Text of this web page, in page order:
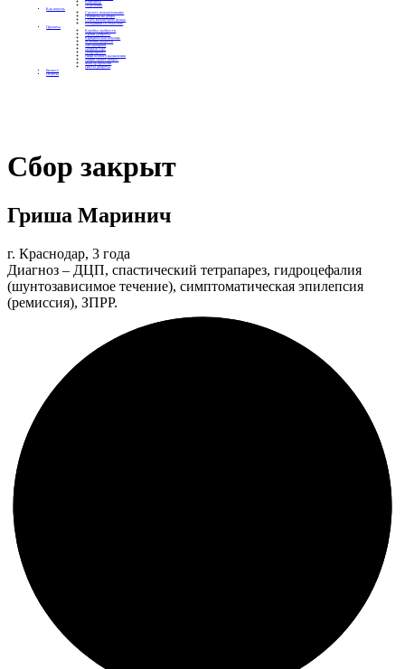
Контакты
Отделения
Как помочь
Сделать пожертвование
Подписка на добро
Стать волонтером фонда
Вечеринки со смыслом
Проекты
Коробка храбрости
Уроки Доброты
Юридическая помощь
Мамины радости
Автодобряки
Добрый торт
Добропробег
Няни особого назначения
Акция «Букет добра»
Фактор времени
Цветы доброты
Бизнесу
Отчеты
Сбор закрыт
Гриша Маринич
г. Краснодар, 3 года
Диагноз – ДЦП, спастический тетрапарез, гидроцефалия
(шунтозависимое течение), симптоматическая эпилепсия
(ремиссия), ЗПРР.